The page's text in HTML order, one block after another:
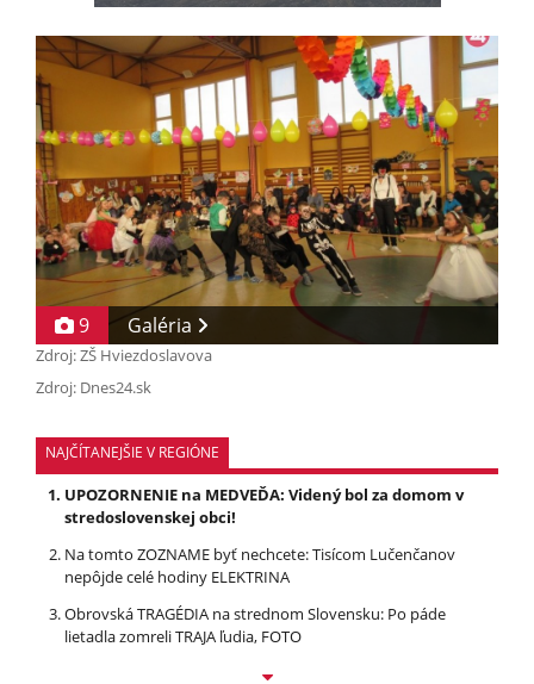
9 Galéria
Zdroj: ZŠ Hviezdoslavova
Zdroj: Dnes24.sk
NAJČÍTANEJŠIE V REGIÓNE
UPOZORNENIE na MEDVEĎA: Videný bol za domom v
stredoslovenskej obci!
Na tomto ZOZNAME byť nechcete: Tisícom Lučenčanov
nepôjde celé hodiny ELEKTRINA
Obrovská TRAGÉDIA na strednom Slovensku: Po páde
lietadla zomreli TRAJA ľudia, FOTO